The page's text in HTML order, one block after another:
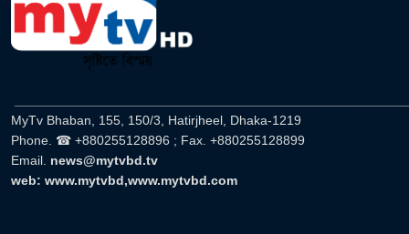
MyTv Bhaban, 155, 150/3, Hatirjheel, Dhaka-1219
Phone. ☎ +880255128896 ; Fax. +880255128899
Email. news@mytvbd.tv
web: www.mytvbd,www.mytvbd.com